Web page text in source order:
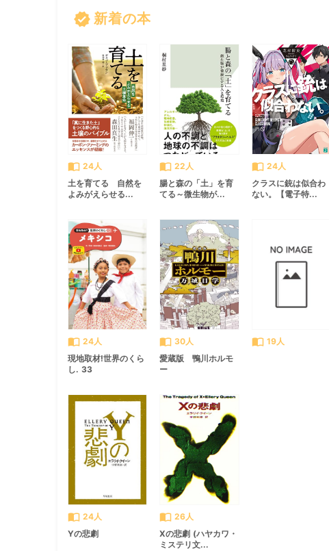
verified 新着の本
import_contacts 24人
土を育てる 自然を
よみがえらせる...
import_contacts 22人
腸と森の「土」を育
てる～微生物が...
import_contacts 24人
クラスに銃は似合わ
ない。【電子特...
import_contacts 24人
現地取材!世界のくら
し. 33
import_contacts 30人
愛蔵版 鴨川ホルモ
ー
import_contacts 19人
import_contacts 24人
Yの悲劇
import_contacts 26人
Xの悲劇 (ハヤカワ・
ミステリ文...